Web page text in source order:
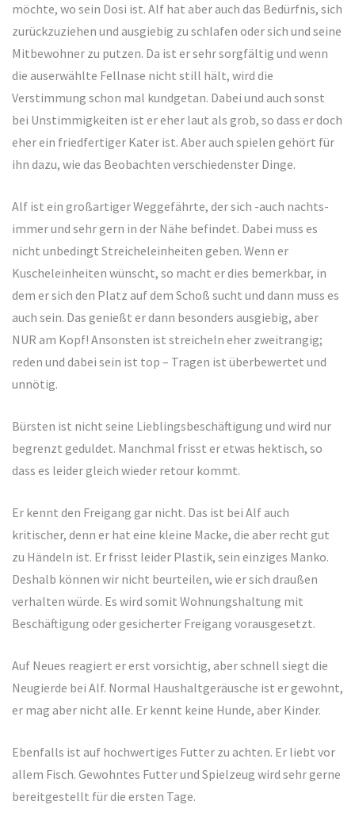
möchte, wo sein Dosi ist. Alf hat aber auch das Bedürfnis, sich
zurückzuziehen und ausgiebig zu schlafen oder sich und seine
Mitbewohner zu putzen. Da ist er sehr sorgfältig und wenn
die auserwählte Fellnase nicht still hält, wird die
Verstimmung schon mal kundgetan. Dabei und auch sonst
bei Unstimmigkeiten ist er eher laut als grob, so dass er doch
eher ein friedfertiger Kater ist. Aber auch spielen gehört für
ihn dazu, wie das Beobachten verschiedenster Dinge.
Alf ist ein großartiger Weggefährte, der sich -auch nachts-
immer und sehr gern in der Nähe befindet. Dabei muss es
nicht unbedingt Streicheleinheiten geben. Wenn er
Kuscheleinheiten wünscht, so macht er dies bemerkbar, in
dem er sich den Platz auf dem Schoß sucht und dann muss es
auch sein. Das genießt er dann besonders ausgiebig, aber
NUR am Kopf! Ansonsten ist streicheln eher zweitrangig;
reden und dabei sein ist top – Tragen ist überbewertet und
unnötig.
Bürsten ist nicht seine Lieblingsbeschäftigung und wird nur
begrenzt geduldet. Manchmal frisst er etwas hektisch, so
dass es leider gleich wieder retour kommt.
Er kennt den Freigang gar nicht. Das ist bei Alf auch
kritischer, denn er hat eine kleine Macke, die aber recht gut
zu Händeln ist. Er frisst leider Plastik, sein einziges Manko.
Deshalb können wir nicht beurteilen, wie er sich draußen
verhalten würde. Es wird somit Wohnungshaltung mit
Beschäftigung oder gesicherter Freigang vorausgesetzt.
Auf Neues reagiert er erst vorsichtig, aber schnell siegt die
Neugierde bei Alf. Normal Haushaltgeräusche ist er gewohnt,
er mag aber nicht alle. Er kennt keine Hunde, aber Kinder.
Ebenfalls ist auf hochwertiges Futter zu achten. Er liebt vor
allem Fisch. Gewohntes Futter und Spielzeug wird sehr gerne
bereitgestellt für die ersten Tage.